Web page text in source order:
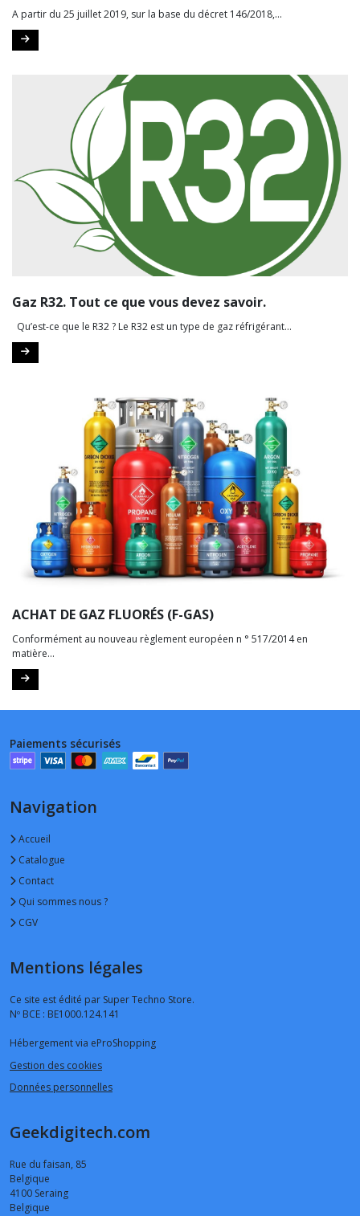
A partir du 25 juillet 2019, sur la base du décret 146/2018,...
Gaz R32. Tout ce que vous devez savoir.
Qu’est-ce que le R32 ? Le R32 est un type de gaz réfrigérant...
ACHAT DE GAZ FLUORÉS (F-GAS)
Conformément au nouveau règlement européen n ° 517/2014 en
matière...
Paiements sécurisés
Navigation
Accueil
Catalogue
Contact
Qui sommes nous ?
CGV
Mentions légales
Ce site est édité par Super Techno Store.
Nº BCE : BE1000.124.141
Hébergement via eProShopping
Gestion des cookies
Données personnelles
Geekdigitech.com
Rue du faisan, 85
Belgique
4100 Seraing
Belgique